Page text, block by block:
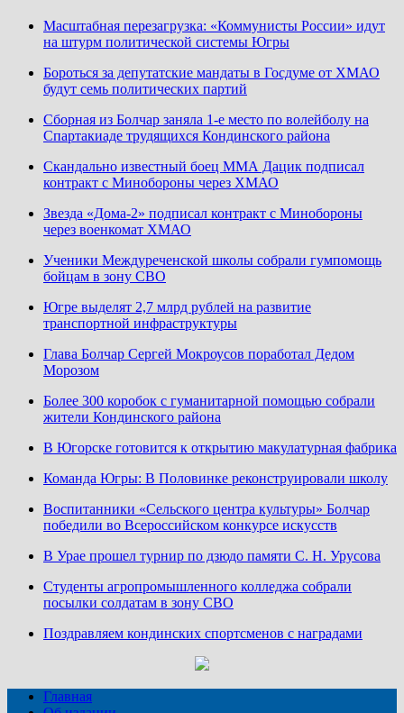
Масштабная перезагрузка: «Коммунисты России» идут
на штурм политической системы Югры
Бороться за депутатские мандаты в Госдуме от ХМАО
будут семь политических партий
Сборная из Болчар заняла 1-е место по волейболу на
Спартакиаде трудящихся Кондинского района
Скандально известный боец ММА Дацик подписал
контракт с Минобороны через ХМАО
Звезда «Дома-2» подписал контракт с Минобороны
через военкомат ХМАО
Ученики Междуреченской школы собрали гумпомощь
бойцам в зону СВО
Югре выделят 2,7 млрд рублей на развитие
транспортной инфраструктуры
Глава Болчар Сергей Мокроусов поработал Дедом
Морозом
Более 300 коробок с гуманитарной помощью собрали
жители Кондинского района
В Югорске готовится к открытию макулатурная фабрика
Команда Югры: В Половинке реконструировали школу
Воспитанники «Сельского центра культуры» Болчар
победили во Всероссийском конкурсе искусств
В Урае прошел турнир по дзюдо памяти С. Н. Урусова
Студенты агропромышленного колледжа собрали
посылки солдатам в зону СВО
Поздравляем кондинских спортсменов с наградами
Главная